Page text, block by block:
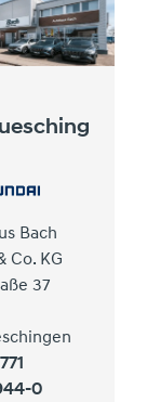
Bach
Co. KG
37
0